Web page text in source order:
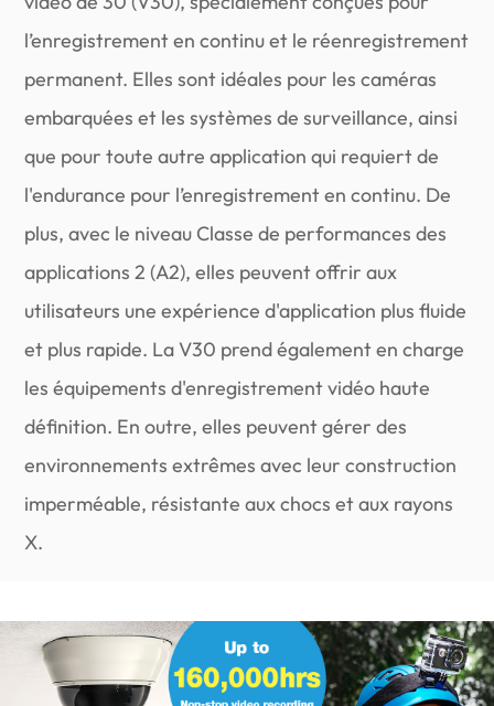
l’enregistrement en continu et le réenregistrement
permanent. Elles sont idéales pour les caméras
embarquées et les systèmes de surveillance, ainsi
que pour toute autre application qui requiert de
l'endurance pour l’enregistrement en continu. De
plus, avec le niveau Classe de performances des
applications 2 (A2), elles peuvent offrir aux
utilisateurs une expérience d'application plus fluide
et plus rapide. La V30 prend également en charge
les équipements d'enregistrement vidéo haute
définition. En outre, elles peuvent gérer des
environnements extrêmes avec leur construction
imperméable, résistante aux chocs et aux rayons
X.